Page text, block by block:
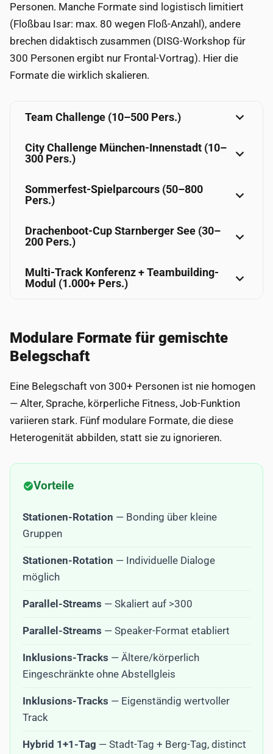
Personen. Manche Formate sind logistisch limitiert
(Floßbau Isar: max. 80 wegen Floß-Anzahl), andere
brechen didaktisch zusammen (DISG-Workshop für
300 Personen ergibt nur Frontal-Vortrag). Hier die
Formate die wirklich skalieren.
Team Challenge (10–500 Pers.)
City Challenge München-Innenstadt (10–
300 Pers.)
Sommerfest-Spielparcours (50–800
Pers.)
Drachenboot-Cup Starnberger See (30–
200 Pers.)
Multi-Track Konferenz + Teambuilding-
Modul (1.000+ Pers.)
Modulare Formate für gemischte
Belegschaft
Eine Belegschaft von 300+ Personen ist nie homogen
— Alter, Sprache, körperliche Fitness, Job-Funktion
variieren stark. Fünf modulare Formate, die diese
Heterogenität abbilden, statt sie zu ignorieren.
Vorteile
Stationen-Rotation — Bonding über kleine
Gruppen
Stationen-Rotation — Individuelle Dialoge
möglich
Parallel-Streams — Skaliert auf >300
Parallel-Streams — Speaker-Format etabliert
Inklusions-Tracks — Ältere/körperlich
Eingeschränkte ohne Abstellgleis
Inklusions-Tracks — Eigenständig wertvoller
Track
Hybrid 1+1-Tag — Stadt-Tag + Berg-Tag, distinct